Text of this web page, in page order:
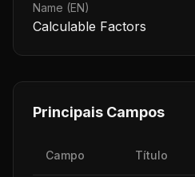
Name (EN)
Calculable Factors
Principais Campos
Campo Título